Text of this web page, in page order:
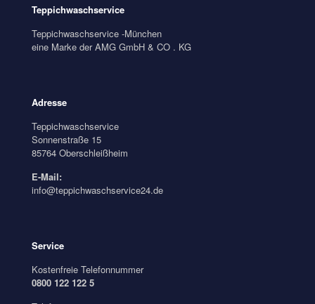
Teppichwaschservice
Teppichwaschservice -München
eine Marke der AMG GmbH & CO . KG
Adresse
Teppichwaschservice
Sonnenstraße 15
85764 Oberschleißheim
E-Mail:
info@teppichwaschservice24.de
Service
Kostenfreie Telefonnummer
0800 122 122 5